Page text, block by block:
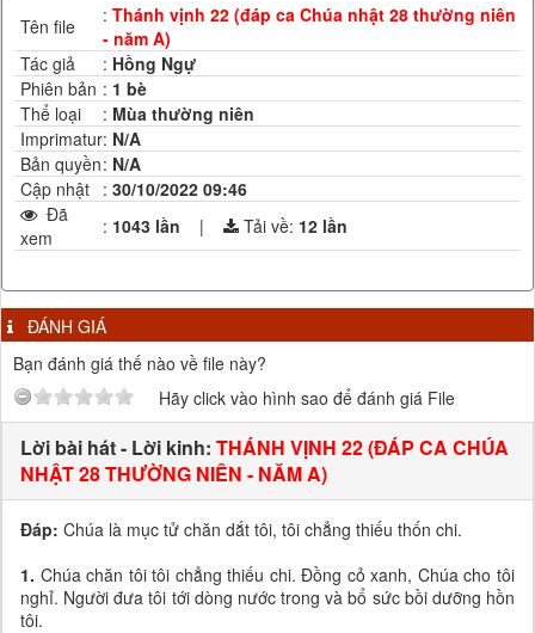
Tên file : Thánh vịnh 22 (đáp ca Chúa nhật 28 thường niên
- năm A)
Tác giả
: Hồng Ngự
Phiên bản : 1 bè
Thể loại
: Mùa thường niên
Imprimatur: N/A
Bản quyền: N/A
Cập nhật : 30/10/2022 09:46
Đã
xem
: 1043 lần | Tải về: 12 lần
ĐÁNH GIÁ
Bạn đánh giá thế nào về file này?
Hãy click vào hình sao để đánh giá File
Lời bài hát - Lời kinh: THÁNH VỊNH 22 (ĐÁP CA CHÚA
NHẬT 28 THƯỜNG NIÊN - NĂM A)
Đáp: Chúa là mục tử chăn dắt tôi, tôi chẳng thiếu thốn chi.
1. Chúa chăn tôi tôi chẳng thiếu chi. Đồng cỏ xanh, Chúa cho tôi
nghỉ. Người đưa tôi tới dòng nước trong và bổ sức bồi dưỡng hồn
tôi.